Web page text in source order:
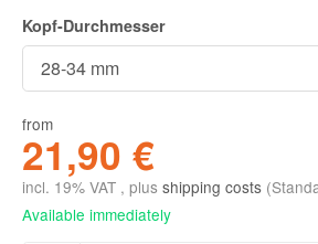
Kopf-Durchmesser
from
21,90 €
incl. 19% VAT , plus shipping costs
Available immediately